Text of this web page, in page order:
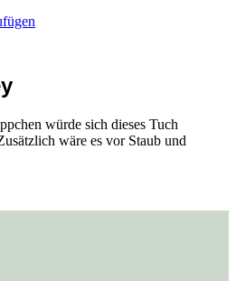
würde sich dieses Tuch
wäre es vor Staub und